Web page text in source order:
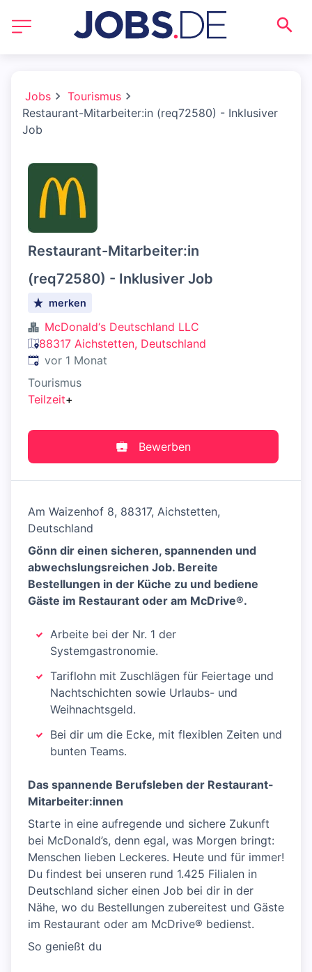
Jobs
Tourismus
Restaurant-Mitarbeiter:in (req72580) - Inklusiver
Job
Restaurant-Mitarbeiter:in
(req72580) - Inklusiver Job
merken
McDonald‘s Deutschland LLC
88317 Aichstetten, Deutschland
Veröffentlicht:
vor 1 Monat
Tourismus
Teilzeit+
Bewerben
Am Waizenhof 8, 88317, Aichstetten,
Deutschland
Gönn dir einen sicheren, spannenden und
abwechslungsreichen Job. Bereite
Bestellungen in der Küche zu und bediene
Gäste im Restaurant oder am McDrive®.
Arbeite bei der Nr. 1 der
Systemgastronomie.
Tariflohn mit Zuschlägen für Feiertage und
Nachtschichten sowie Urlaubs- und
Weihnachtsgeld.
Bei dir um die Ecke, mit flexiblen Zeiten und
bunten Teams.
Das spannende Berufsleben der Restaurant-
Mitarbeiter:innen
Starte in eine aufregende und sichere Zukunft
bei McDonald’s, denn egal, was Morgen bringt:
Menschen lieben Leckeres. Heute und für immer!
Du findest bei unseren rund 1.425 Filialen in
Deutschland sicher einen Job bei dir in der
Nähe, wo du Bestellungen zubereitest und Gäste
im Restaurant oder am McDrive® bedienst.
So genießt du